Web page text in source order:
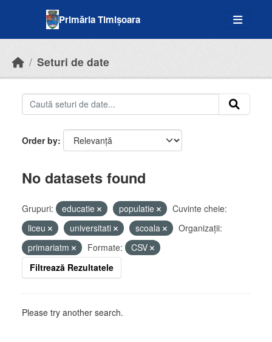
Primăria Timișoara
Seturi de date
Order by
No datasets found
Grupuri: educatie populatie
Cuvinte cheie:
liceu
universitati scoala
Organizații:
primariatm
Formate:
CSV
Filtrează Rezultatele
Please try another search.